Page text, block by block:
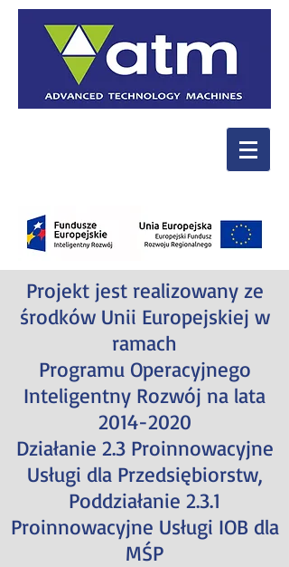
Projekt jest realizowany ze
środków Unii Europejskiej w
ramach
Programu Operacyjnego
Inteligentny Rozwój na lata
2014-2020
Działanie 2.3 Proinnowacyjne
Usługi dla Przedsiębiorstw,
Poddziałanie 2.3.1
Proinnowacyjne Usługi IOB dla
MŚP